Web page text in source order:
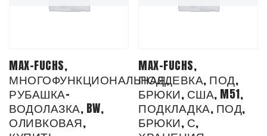
MAX-FUCHS,
МНОГОФУНКЦИОНАЛЬНАЯ,
РУБАШКА-
ВОДОЛАЗКА, BW,
ОЛИВКОВАЯ,
MAX-FUCHS,
ПОДДЕВКА, ПОД,
БРЮКИ, США, M51,
ПОДКЛАДКА, ПОД,
БРЮКИ, С,